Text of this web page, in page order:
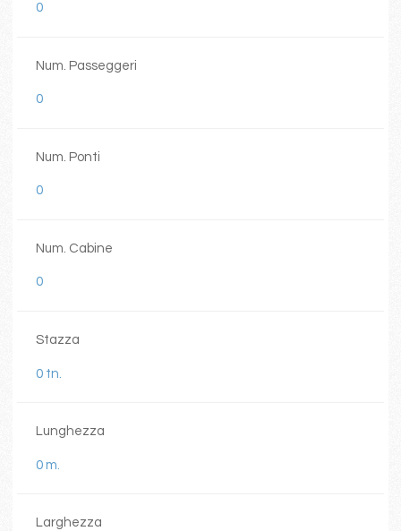
0
Num. Passeggeri
0
Num. Ponti
0
Num. Cabine
0
Stazza
0 tn.
Lunghezza
0 m.
Larghezza